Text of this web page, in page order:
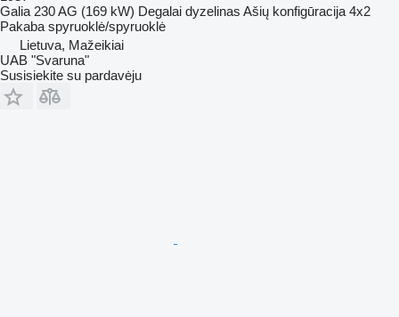
Galia 230 AG (169 kW) Degalai dyzelinas Ašių konfigūracija 4x2
Pakaba spyruoklė/spyruoklė
Lietuva, Mažeikiai
UAB "Svaruna"
Susisiekite su pardavėju